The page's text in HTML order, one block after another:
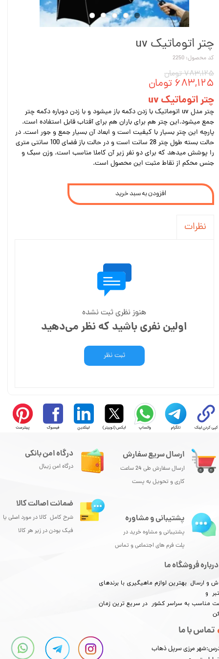
چتر اتوماتیک uv
کد محصول: 2250
۷۸۳,۱۲۵ تومان
۶۸۳,۱۲۵ تومان
چتر اتوماتیک uv
چتر مدل uv اتوماتیک با زدن دکمه باز میشود و با زدن دوباره دکمه چتر
جمع میشود.این چتر هم برای باران هم برای آفتاب قابل استفاده است.
پارچه این چتر بسیار با کیفیت است و ابعاد آن بسیار جمع و جور است. در
حالت بسته طول چتر 28 سانت است و در حالت باز فضای 100 سانتی متری
را پوشش میدهد که برای دو نفر زیر آن کاملا مناسب است. وزن سبک و
جنس محکم از نقاط مثبت این محصول است.
افزودن به سبد خرید
نظرات
هنوز نظری ثبت نشده
اولین نفری باشید که نظر می‌دهید
ثبت نظر
کپی کردن لینک تلگرام واتساپ ایکس (توییتر) لینکدین فیسبوک پینترست
ارسال سریع سفارش
ارسال سفارش طی 24 ساعت
کاری و تحویل به پست
درباره فروشگاه ما
و ارسال بهترین لوازم ماهیگیری با برندهای
و
مناسب به سراسر کشور در سریع ترین زمان
تماس با ما
مرزی سرپل ذهاب
درگاه امن بانکی
درگاه امن زیبال
پشتیبانی و مشاوره
پشتیبانی و مشاوه خرید در
پلت فرم های اجتماعی و تماس
ضمانت اصالت کالا
شرح کامل کالا در مورد اصلی یا
فیک بودن در زیر هر کالا